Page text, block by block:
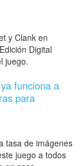
y Clank en
Digital
juego.
funciona a
para
tasa de imágenes
juego a todos